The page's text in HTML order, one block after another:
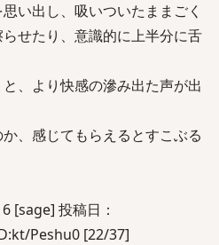
い出し、吸いついたままごく
せたり、意識的に上半分に舌
、より快感の滲み出た声が出
、感じてもらえるとすこぶる
[sage] 投稿日：
Peshu0 [22/37]